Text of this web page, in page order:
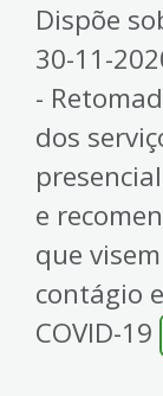
Dispõe
30-11-
-
dos
e
que
contágio
COVID-19